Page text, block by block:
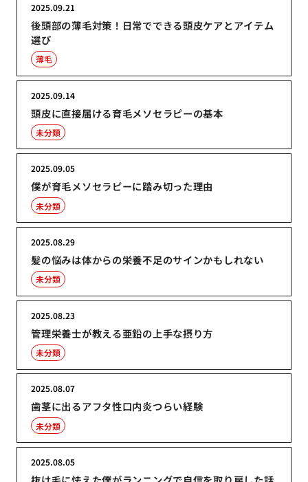
後頭部の薄毛対策！日常でできる頭皮ケアとアイテム
選び
2025.09.21
薄毛
頭皮に直接届ける育毛メソセラピーの基本
2025.09.14
未分類
僕が育毛メソセラピーに踏み切った理由
2025.09.05
未分類
髪の悩みは体からの栄養不足のサインかもしれない
2025.08.29
未分類
管理栄養士が教える亜鉛の上手な摂り方
2025.08.23
未分類
歯茎に出るアフタ性口内炎つらい経験
2025.08.07
未分類
2025.08.05